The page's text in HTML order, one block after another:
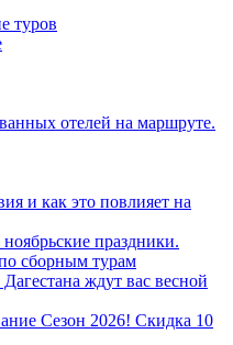
туров
отелей на маршруте.
и как это повлияет на
праздники.
сборным турам
ждут вас весной
Сезон 2026! Скидка 10